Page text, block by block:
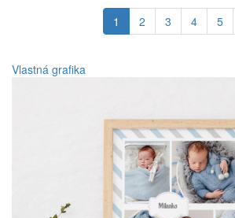
1 2 3 4 5
Vlastná grafika